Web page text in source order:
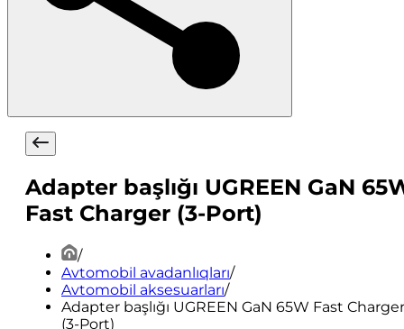
Adapter başlığı UGREEN GaN
Fast Charger (3-Port)
/
Avtomobil avadanlıqları/
Avtomobil aksesuarları/
Adapter başlığı UGREEN GaN 65W Fast Charger
(3-Port)